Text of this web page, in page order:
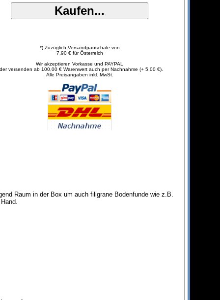
*) Zuzüglich Versandpauschale von
7,90 € für Österreich
Wir akzeptieren Vorkasse und PAYPAL
versenden ab 100,00 € Warenwert auch per Nachnahme (+ 5,00 €).
Alle Preisangaben inkl. MwSt.
Raum in der Box um auch filigrane Bodenfunde wie z.B.